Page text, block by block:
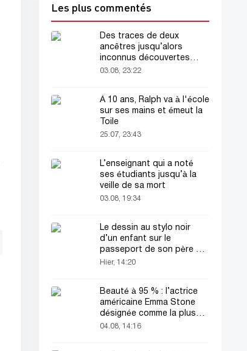
Les plus commentés
Des traces de deux
ancêtres jusqu’alors
inconnus découvertes
dans l’ADN humain
03.08, 23:22
À 10 ans, Ralph va à l'école
sur ses mains et émeut la
Toile
25.07, 23:43
L’enseignant qui a noté
ses étudiants jusqu’à la
veille de sa mort
03.08, 19:34
Le dessin au stylo noir
d’un enfant sur le
passeport de son père a
attiré tous les regards
Hier, 14:20
Beauté à 95 % : l’actrice
américaine Emma Stone
désignée comme la plus
belle femme du monde !
04.08, 14:16